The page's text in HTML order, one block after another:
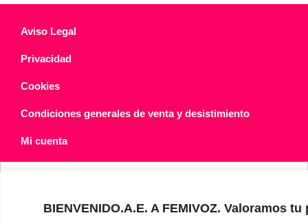
BIENVENIDO.A.E. A FEMIVOZ. Valoramos
Aviso Legal
Privacidad
Cookies
Condiciones generales de venta y desistimiento
Mi cuenta